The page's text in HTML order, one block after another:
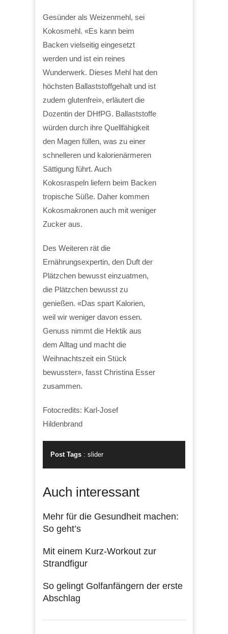
Gesünder als Weizenmehl, sei
Kokosmehl. «Es kann beim
Backen vielseitig eingesetzt
werden und ist ein reines
Wunderwerk. Dieses Mehl hat den
höchsten Ballaststoffgehalt und ist
zudem glutenfrei», erläutert die
Dozentin der DHfPG. Ballaststoffe
würden durch ihre Quellfähigkeit
den Magen füllen, was zu einer
schnelleren und kalorienärmeren
Sättigung führt. Auch
Kokosraspeln liefern beim Backen
tropische Süße. Daher kommen
Kokosmakronen auch mit weniger
Zucker aus.
Des Weiteren rät die
Ernährungsexpertin, den Duft der
Plätzchen bewusst einzuatmen,
die Plätzchen bewusst zu
genießen. «Das spart Kalorien,
weil wir weniger davon essen.
Genuss nimmt die Hektik aus
dem Alltag und macht die
Weihnachtszeit ein Stück
bewusster», fasst Christina Esser
zusammen.
Fotocredits: Karl-Josef
Hildenbrand
Post Tags : slider
Auch interessant
Mehr für die Gesundheit machen:
So geht’s
Mit einem Kurz-Workout zur
Strandfigur
So gelingt Golfanfängern der erste
Abschlag